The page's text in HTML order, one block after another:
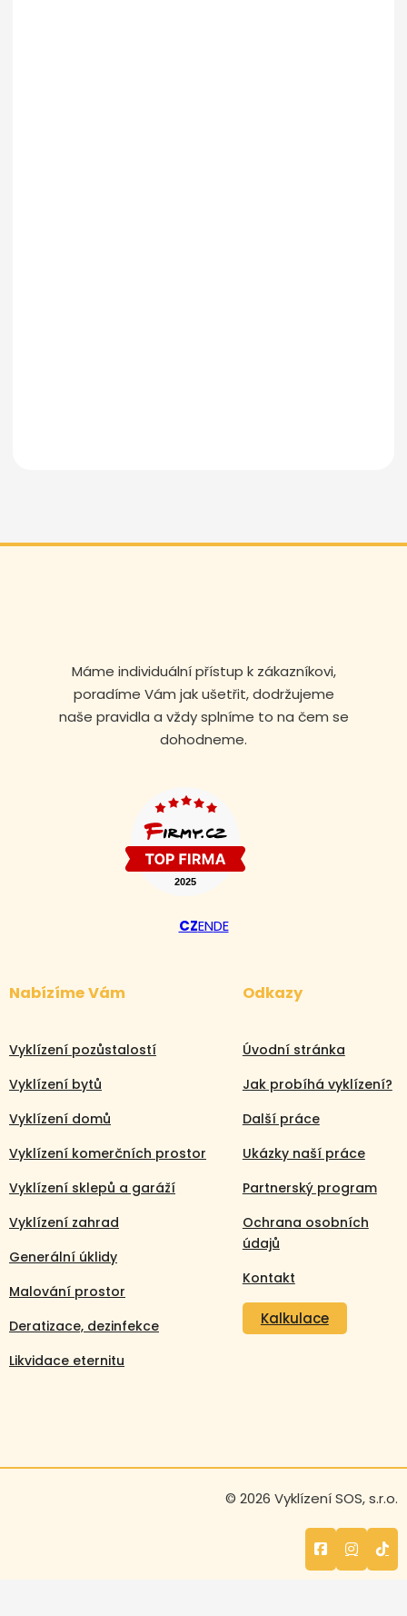
Máme individuální přístup k zákazníkovi,
poradíme Vám jak ušetřit, dodržujeme
naše pravidla a vždy splníme to na čem se
dohodneme.
CZENDE
Nabízíme Vám
Vyklízení pozůstalostí
Vyklízení bytů
Vyklízení domů
Vyklízení komerčních prostor
Vyklízení sklepů a garáží
Vyklízení zahrad
Generální úklidy
Malování prostor
Deratizace, dezinfekce
Likvidace eternitu
Odkazy
Úvodní stránka
Jak probíhá vyklízení?
Další práce
Ukázky naší práce
Partnerský program
Ochrana osobních
údajů
Kontakt
Kalkulace
© 2026 Vyklízení SOS, s.r.o.